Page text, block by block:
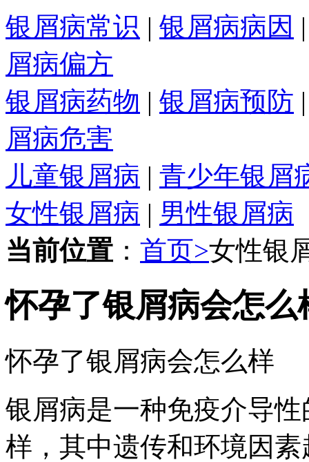
银屑病常识 | 银屑病病因
屑病偏方
银屑病药物 | 银屑病预防
屑病危害
儿童银屑病 | 青少年银屑
女性银屑病 | 男性银屑病
当前位置 ： 首页>女性银
怀孕了银屑病会怎么
怀孕了银屑病会怎么样
银屑病是一种免疫介导
样，其中遗传和环境因